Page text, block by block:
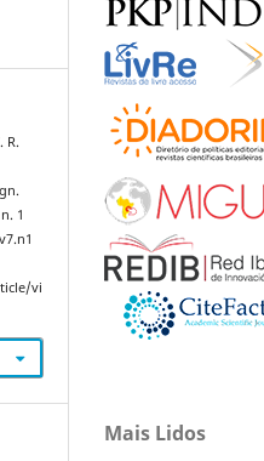
R.
1
vi
Mais Lidos